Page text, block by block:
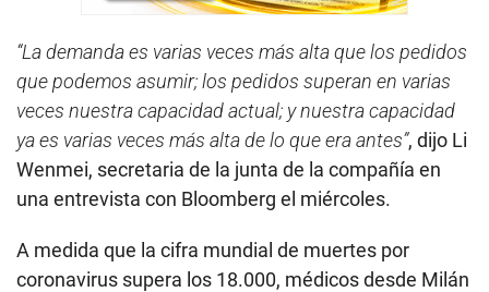
“La demanda es varias veces más alta que los pedidos
que podemos asumir; los pedidos superan en varias
veces nuestra capacidad actual; y nuestra capacidad
ya es varias veces más alta de lo que era antes”, dijo Li
Wenmei, secretaria de la junta de la compañía en
una entrevista con Bloomberg el miércoles.
A medida que la cifra mundial de muertes por
coronavirus supera los 18.000, médicos desde Milán